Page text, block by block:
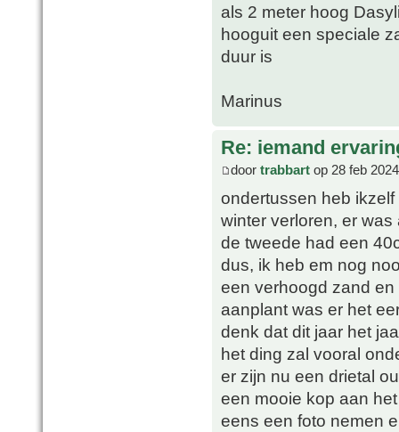
als 2 meter hoog
hooguit een speciale
duur is
Marinus
Re: iemand
door trabbart op 28 feb
ondertussen heb
winter verloren, er
de tweede had een
dus, ik heb em nog
een verhoogd zand
aanplant was er het
denk dat dit jaar het
het ding zal vooral
er zijn nu een drietal
een mooie kop aan
eens een foto nemen